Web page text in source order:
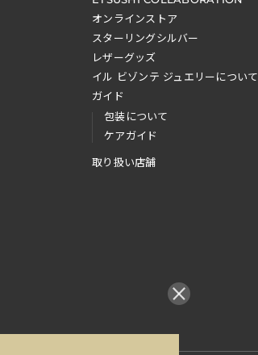
オンラインストア
スターリングシルバー
レザーグッズ
イル ビゾンテ ジュエリーについて
ガイド
包装について
ケアガイド
取り扱い店舗